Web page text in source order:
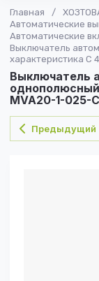
Главная /
Автоматические
Автоматические
Выключатель
характеристика C
Выключатель
MVA20-1-025-
Предыдущий